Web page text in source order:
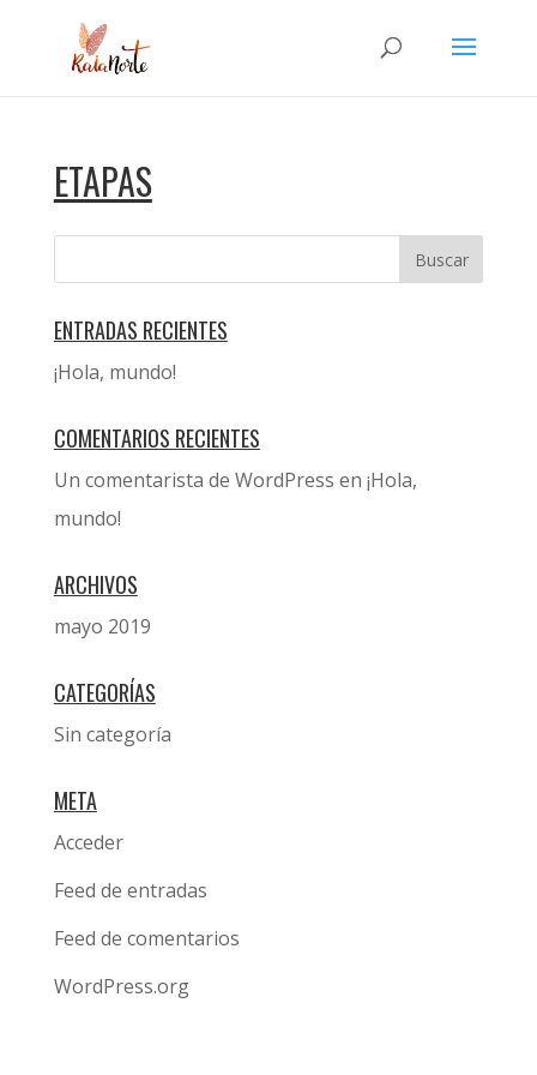
ETAPAS
ENTRADAS RECIENTES
¡Hola, mundo!
COMENTARIOS RECIENTES
Un comentarista de WordPress en ¡Hola,
mundo!
ARCHIVOS
mayo 2019
CATEGORÍAS
Sin categoría
META
Acceder
Feed de entradas
Feed de comentarios
WordPress.org